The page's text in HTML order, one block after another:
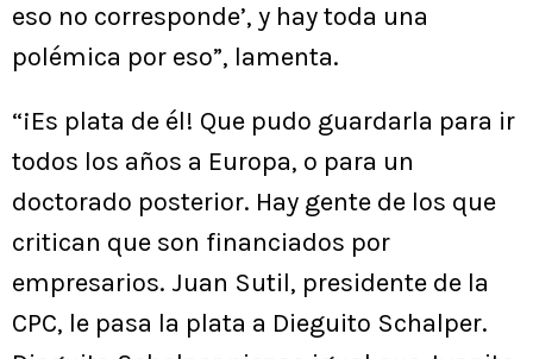
eso no corresponde’, y hay toda una
polémica por eso”, lamenta.
“¡Es plata de él! Que pudo guardarla para ir
todos los años a Europa, o para un
doctorado posterior. Hay gente de los que
critican que son financiados por
empresarios. Juan Sutil, presidente de la
CPC, le pasa la plata a Dieguito Schalper.